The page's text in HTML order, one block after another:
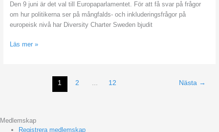
Den 9 juni är det val till Europaparlamentet. För att få svar på frågor
om hur politikerna ser på mångfalds- och inkluderingsfrågor på
europeisk nivå har Diversity Charter Sweden bjudit
inkluderande
arbetsliv.
Läs mer »
1 2 ... 12 Nästa →
Medlemskap
Registrera medlemskap